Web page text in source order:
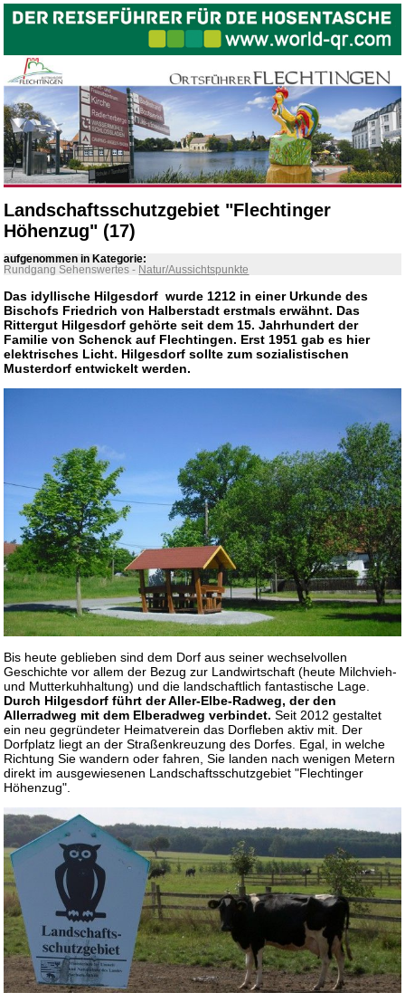
Landschaftsschutzgebiet "Flechtinger
Höhenzug" (17)
aufgenommen in Kategorie:
Rundgang Sehenswertes - Natur/Aussichtspunkte
Das idyllische Hilgesdorf wurde 1212 in einer Urkunde des
Bischofs Friedrich von Halberstadt erstmals erwähnt. Das
Rittergut Hilgesdorf gehörte seit dem 15. Jahrhundert der
Familie von Schenck auf Flechtingen. Erst 1951 gab es hier
elektrisches Licht. Hilgesdorf sollte zum sozialistischen
Musterdorf entwickelt werden.
Bis heute geblieben sind dem Dorf aus seiner wechselvollen
Geschichte vor allem der Bezug zur Landwirtschaft (heute Milchvieh-
und Mutterkuhhaltung) und die landschaftlich fantastische Lage.
Durch Hilgesdorf führt der Aller-Elbe-Radweg, der den
Allerradweg mit dem Elberadweg verbindet. Seit 2012 gestaltet
ein neu gegründeter Heimatverein das Dorfleben aktiv mit. Der
Dorfplatz liegt an der Straßenkreuzung des Dorfes. Egal, in welche
Richtung Sie wandern oder fahren, Sie landen nach wenigen Metern
direkt im ausgewiesenen Landschaftsschutzgebiet "Flechtinger
Höhenzug".